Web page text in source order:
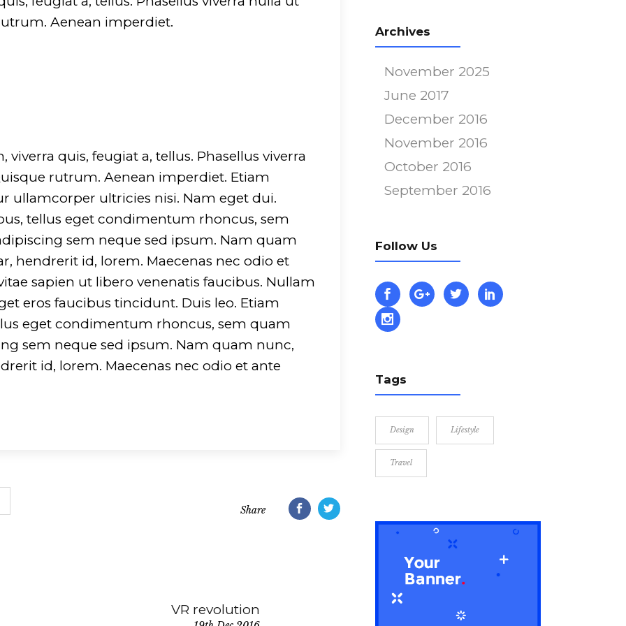
Aenean imperdiet.
quis, feugiat a, tellus. Phasellus viverra
rutrum. Aenean imperdiet. Etiam
ullamcorper ultricies nisi. Nam eget dui.
tellus eget condimentum rhoncus, sem
sem neque sed ipsum. Nam quam
hendrerit id, lorem. Maecenas nec odio et
sapien ut libero venenatis faucibus. Nullam
eros faucibus tincidunt. Duis leo. Etiam
eget condimentum rhoncus, sem quam
sem neque sed ipsum. Nam quam nunc,
id, lorem. Maecenas nec odio et ante
Share
VR revolution
Archives
November 2025
June 2017
December 2016
November 2016
October 2016
September 2016
Follow Us
Tags
Design Lifestyle
Travel